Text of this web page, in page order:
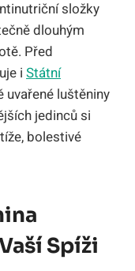
složky
dlouhým
Před
i Státní
luštěniny
jedinců si
bolestivé
Spíži